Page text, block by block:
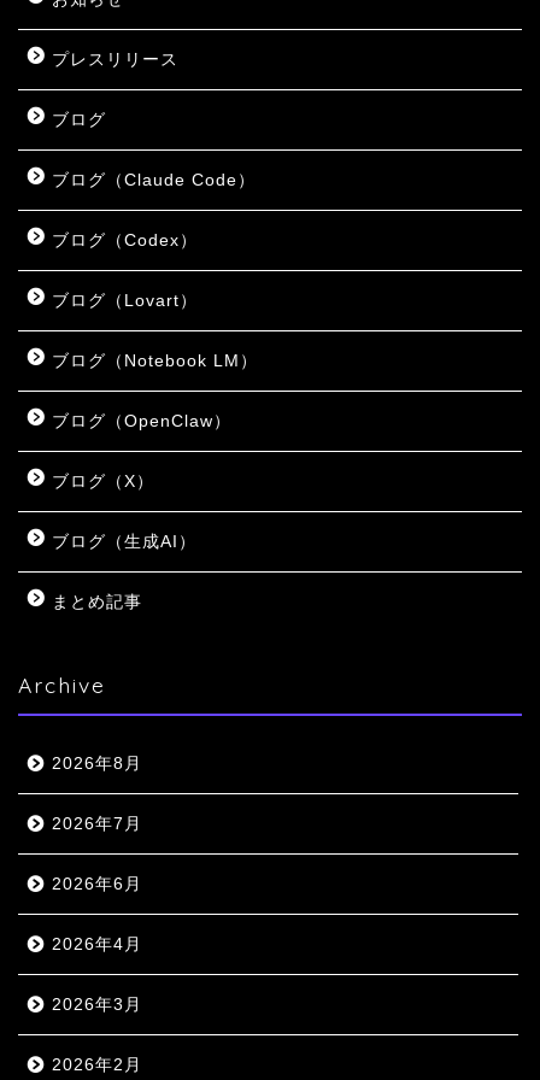
プレスリリース
ブログ
ブログ（Claude Code）
ブログ（Codex）
ブログ（Lovart）
ブログ（Notebook LM）
ブログ（OpenClaw）
ブログ（X）
ブログ（生成AI）
まとめ記事
Archive
2026年8月
2026年7月
2026年6月
2026年4月
2026年3月
2026年2月